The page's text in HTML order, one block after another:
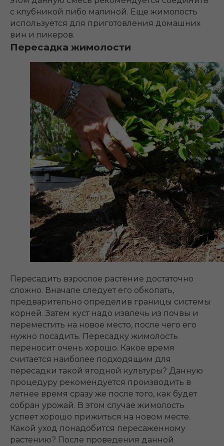
с клубникой либо малиной. Еще жимолость
используется для приготовления домашних
вин и ликеров.
Пересадка жимолости
Пересадить взрослое растение достаточно
сложно. Вначале следует его обкопать,
предварительно определив границы системы
корней. Затем куст надо извлечь из почвы и
переместить на новое место, после чего его
нужно посадить. Пересадку жимолость
переносит очень хорошо. Какое время
считается наиболее подходящим для
пересадки такой ягодной культуры? Данную
процедуру рекомендуется производить в
летнее время сразу же после того, как будет
собран урожай. В этом случае жимолость
успеет хорошо прижиться на новом месте.
Какой уход понадобится пересаженному
растению? После проведения данной